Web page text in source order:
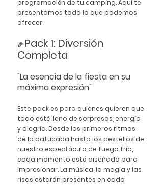
programación de tu camping. Aquí te
presentamos todo lo que podemos
ofrecer:
🎉 Pack 1: Diversión
Completa
"La esencia de la fiesta en su
máxima expresión"
Este pack es para quienes quieren que
todo esté lleno de sorpresas, energía
y alegría. Desde los primeros ritmos
de la batucada hasta los destellos de
nuestro espectáculo de fuego frío,
cada momento está diseñado para
impresionar. La música, la magia y las
risas estarán presentes en cada